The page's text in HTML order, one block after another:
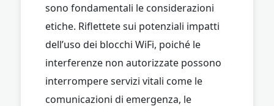
sono fondamentali le considerazioni
etiche. Riflettete sui potenziali impatti
dell’uso dei blocchi WiFi, poiché le
interferenze non autorizzate possono
interrompere servizi vitali come le
comunicazioni di emergenza, le